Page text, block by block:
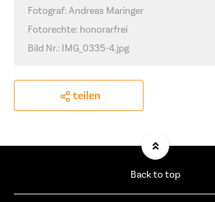
Fotograf: Andreas Maringer
Fotorechte: honorarfrei
Bild Nr.: IMG_0335-4.jpg
teilen
Back to top